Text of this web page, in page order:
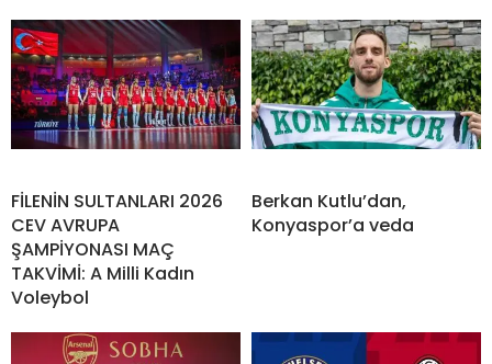
FİLENİN SULTANLARI 2026
CEV AVRUPA
ŞAMPİYONASI MAÇ
TAKVİMİ: A Milli Kadın
Voleybol
Berkan Kutlu’dan,
Konyaspor’a veda